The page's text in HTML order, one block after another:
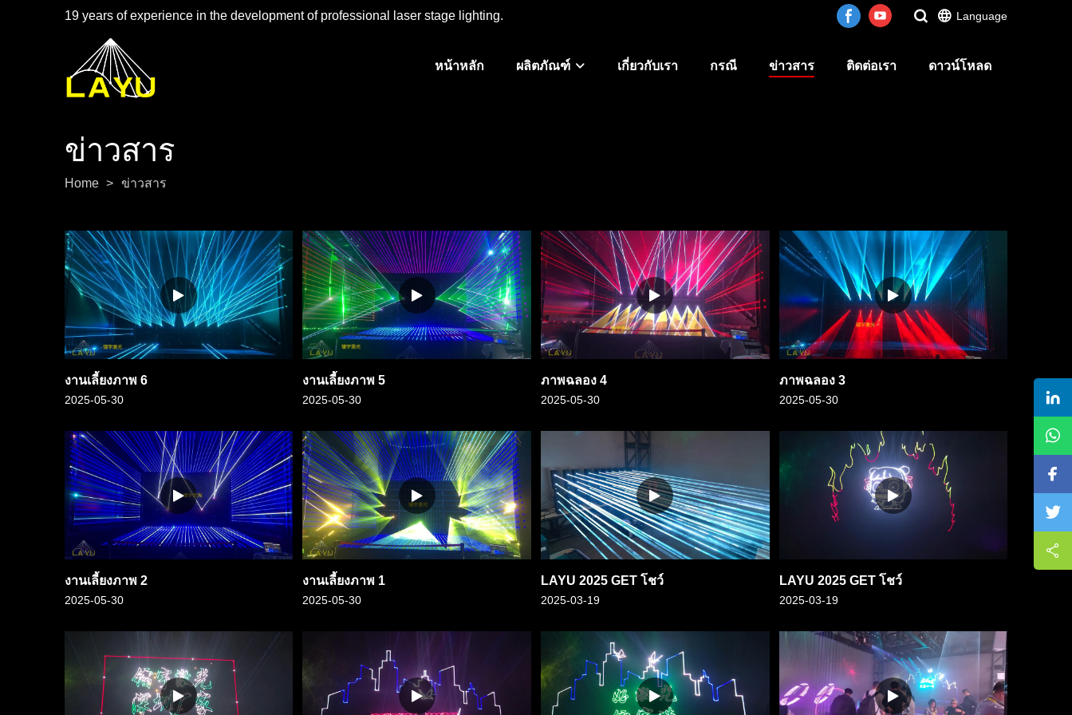
19 years of experience in the development of professional laser stage lighting. Language
หน้าหลัก ผลิตภัณฑ์ เกี่ยวกับเรา กรณี ข่าวสาร ติดต่อเรา ดาวน์โหลด
ข่าวสาร
Home > ข่าวสาร
งานเลี้ยงภาพ 6
2025-05-30
งานเลี้ยงภาพ 5
2025-05-30
ภาพฉลอง 4
2025-05-30
ภาพฉลอง 3
2025-05-30
งานเลี้ยงภาพ 2
2025-05-30
งานเลี้ยงภาพ 1
2025-05-30
LAYU 2025 GET โชว์
2025-03-19
LAYU 2025 GET โชว์
2025-03-19